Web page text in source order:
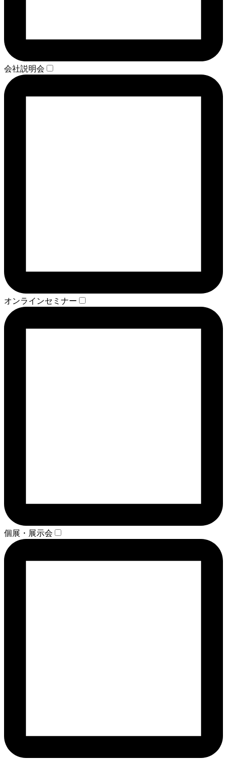
会社説明会
オンラインセミナー
個展・展示会